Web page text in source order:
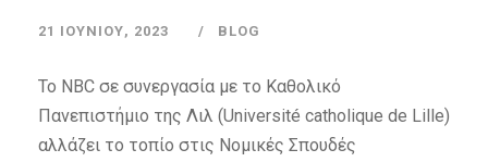
21 ΙΟΥΝΊΟΥ, 2023 BLOG
Το NBC σε συνεργασία με το Καθολικό
Πανεπιστήμιο της Λιλ (Université catholique de Lille)
αλλάζει το τοπίο στις Νομικές Σπουδές